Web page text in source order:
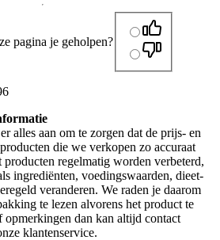
pagina je geholpen?
alles aan om te zorgen dat de prijs- en
die we verkopen zo accuraat
regelmatig worden verbeterd,
ingrediënten, voedingswaarden, dieet-
veranderen. We raden je daarom
te lezen alvorens het product te
dan kan altijd contact
klantenservice.